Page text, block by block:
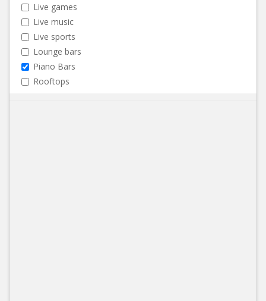
Live games
Live music
Live sports
Lounge bars
Piano Bars
Rooftops